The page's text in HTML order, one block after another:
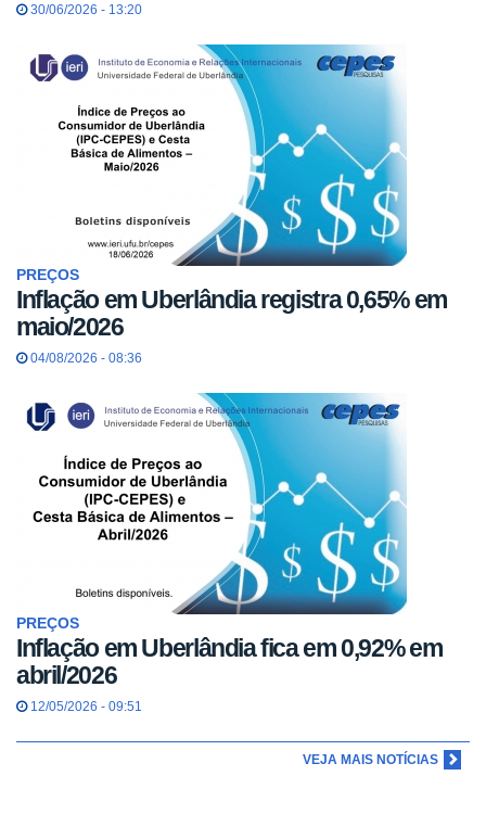
30/06/2026 - 13:20
PREÇOS
Inflação em Uberlândia registra 0,65% em
maio/2026
04/08/2026 - 08:36
PREÇOS
Inflação em Uberlândia fica em 0,92% em
abril/2026
12/05/2026 - 09:51
VEJA MAIS NOTÍCIAS